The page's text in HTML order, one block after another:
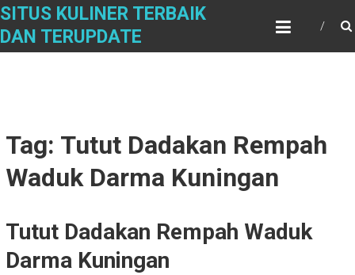
Skip
content
SITUS KULINER TERBAIK
DAN TERUPDATE
Tag: Tutut Dadakan Rempah
Waduk Darma Kuningan
Tutut Dadakan Rempah Waduk
Darma Kuningan